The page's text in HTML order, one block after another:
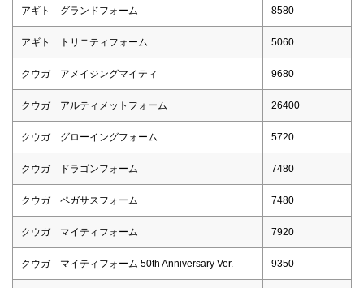
アギト グランドフォーム 8580
アギト トリニティフォーム 5060
クウガ アメイジングマイティ 9680
クウガ アルティメットフォーム 26400
クウガ グローイングフォーム 5720
クウガ ドラゴンフォーム 7480
クウガ ペガサスフォーム 7480
クウガ マイティフォーム 7920
クウガ マイティフォーム 50th Anniversary Ver. 9350